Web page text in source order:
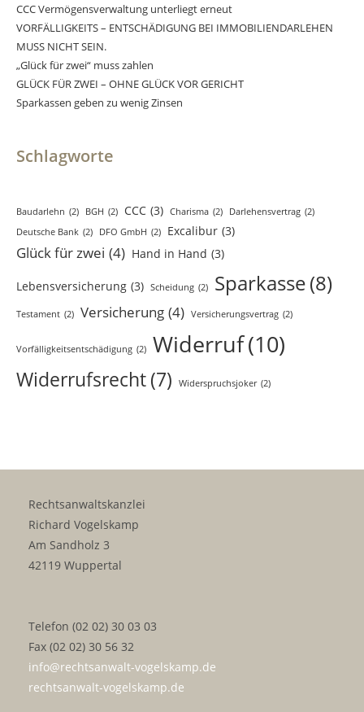
CCC Vermögensverwaltung unterliegt erneut
VORFÄLLIGKEITS – ENTSCHÄDIGUNG BEI IMMOBILIENDARLEHEN
MUSS NICHT SEIN.
„Glück für zwei“ muss zahlen
GLÜCK FÜR ZWEI – OHNE GLÜCK VOR GERICHT
Sparkassen geben zu wenig Zinsen
Schlagworte
Baudarlehn (2) BGH (2) CCC (3) Charisma (2) Darlehensvertrag (2)
Deutsche Bank (2) DFO GmbH (2) Excalibur (3)
Glück für zwei (4) Hand in Hand (3)
Lebensversicherung (3) Scheidung (2) Sparkasse(8)
Testament (2) Versicherung (4) Versicherungsvertrag (2)
Vorfälligkeitsentschädigung (2) Widerruf(10)
Widerrufsrecht(7) Widerspruchsjoker (2)
Rechtsanwaltskanzlei
Richard Vogelskamp
Am Sandholz 3
42119 Wuppertal
Telefon (02 02) 30 03 03
Fax (02 02) 30 56 32
info@rechtsanwalt-vogelskamp.de
rechtsanwalt-vogelskamp.de